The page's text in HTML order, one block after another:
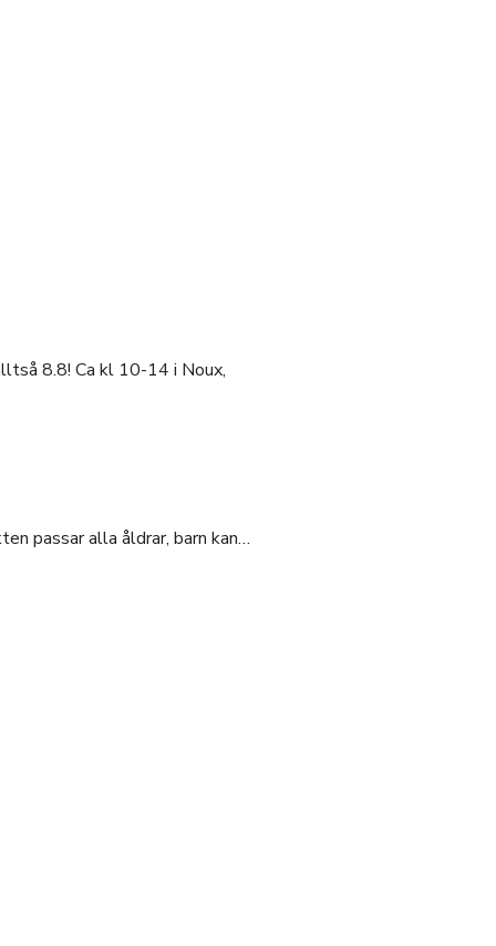
8.8! Ca kl 10-14 i Noux,
passar alla åldrar, barn kan…